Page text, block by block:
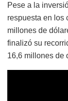
Pese a la
respuesta en los
millones de
finalizó su
16,6 millones de